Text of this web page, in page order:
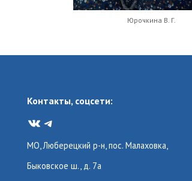
Юрочкина В. Г.
Контакты, соцсети:
VKTelegram
МО, Люберецкий р-н, пос. Малаховка,
Быковское ш., д. 7а